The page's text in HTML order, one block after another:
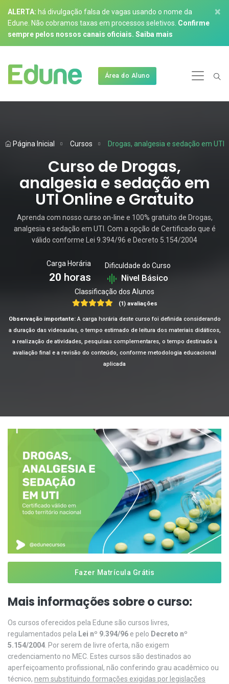
ALERTA: há divulgação falsa de vagas usando o nome da
Edune. Não cobramos taxas em processos seletivos. Confirme
sempre pelos nossos canais oficiais. Saiba mais
×
Área do Aluno
Página Inicial Cursos Drogas, analgesia e sedação em UTI
Curso de Drogas,
analgesia e sedação em
UTI Online e Gratuito
Aprenda com nosso curso on-line e 100% gratuito de Drogas,
analgesia e sedação em UTI. Com a opção de Certificado que é
válido conforme Lei 9.394/96 e Decreto 5.154/2004
Carga Horária
20 horas
Dificuldade do Curso
Nivel Básico
Classificação dos Alunos
(1) avaliações
Observação importante:A carga horária deste curso foi definida considerando
a duração das videoaulas, o tempo estimado de leitura dos materiais didáticos,
a realização de atividades, pesquisas complementares, o tempo destinado à
avaliação final e a revisão do conteúdo, conforme metodologia educacional
aplicada
Fazer Matrícula Grátis
Mais informações sobre o curso:
Os cursos oferecidos pela Edune são cursos livres,
regulamentados pela Lei nº 9.394/96 e pelo Decreto nº
5.154/2004 . Por serem de livre oferta, não exigem
credenciamento no MEC. Estes cursos são destinados ao
aperfeiçoamento profissional, não conferindo grau acadêmico ou
técnico, nem substituindo formações exigidas por legislações